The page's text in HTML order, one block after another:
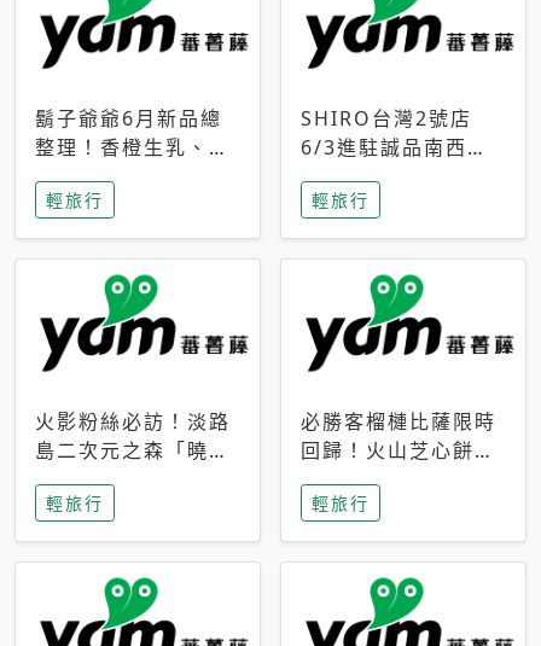
鬍子爺爺6月新品總
整理！香橙生乳、青
檸乳酪到PAPA磁
鐵，販售細節一次看
輕旅行
SHIRO台灣2號店
6/3進駐誠品南西！
限定香氛「果茶」與
永續店裝同步亮相
輕旅行
火影粉絲必訪！淡路
島二次元之森「曉」
解謎任務9月起全面
支援中文
輕旅行
必勝客榴槤比薩限時
回歸！火山芝心餅
皮、榴槤冰淇淋到樂
事聯名一次開吃
輕旅行